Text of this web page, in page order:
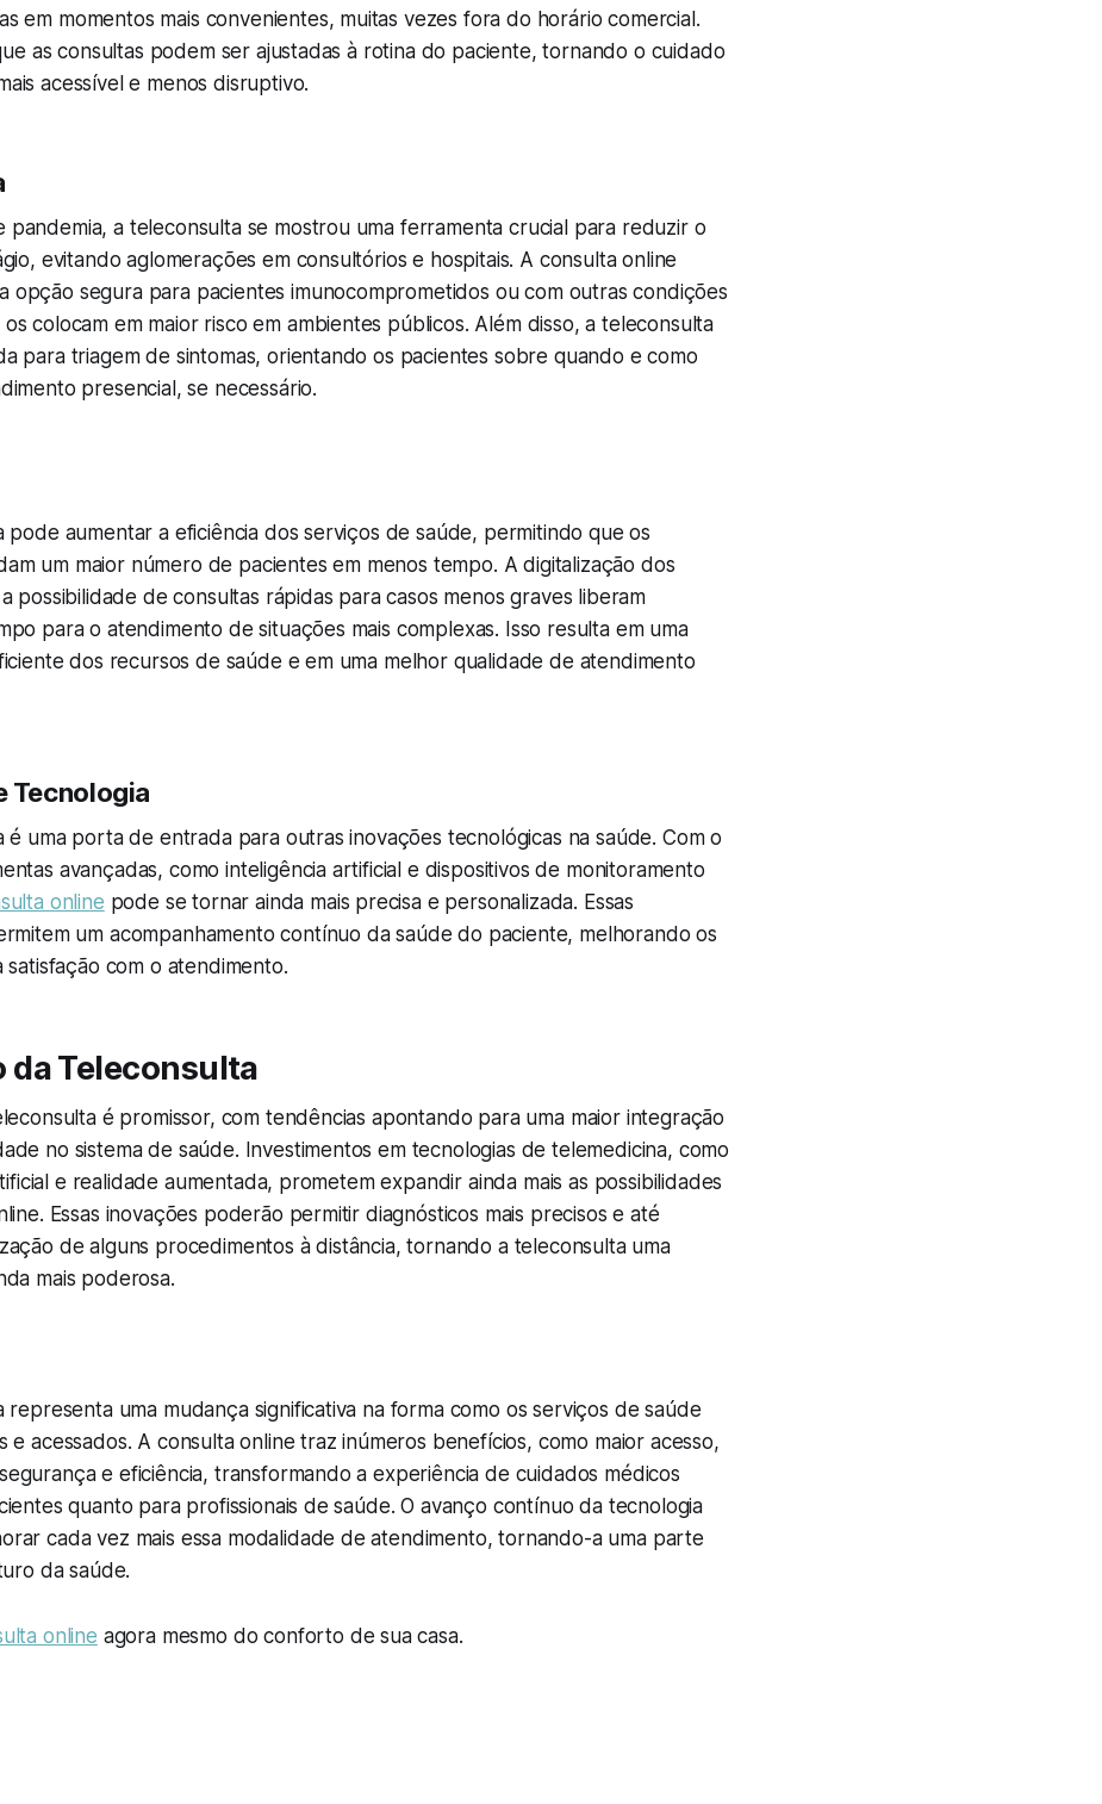
em momentos mais convenientes, muitas vezes fora do horário comercial.
as consultas podem ser ajustadas à rotina do paciente, tornando o cuidado
acessível e menos disruptivo.
pandemia, a teleconsulta se mostrou uma ferramenta crucial para reduzir o
evitando aglomerações em consultórios e hospitais. A consulta online
opção segura para pacientes imunocomprometidos ou com outras condições
colocam em maior risco em ambientes públicos. Além disso, a teleconsulta
para triagem de sintomas, orientando os pacientes sobre quando e como
presencial, se necessário.
pode aumentar a eficiência dos serviços de saúde, permitindo que os
um maior número de pacientes em menos tempo. A digitalização dos
possibilidade de consultas rápidas para casos menos graves liberam
para o atendimento de situações mais complexas. Isso resulta em uma
dos recursos de saúde e em uma melhor qualidade de atendimento
Tecnologia
é uma porta de entrada para outras inovações tecnológicas na saúde. Com o
avançadas, como inteligência artificial e dispositivos de monitoramento
online pode se tornar ainda mais precisa e personalizada. Essas
um acompanhamento contínuo da saúde do paciente, melhorando os
satisfação com o atendimento.
da Teleconsulta
é promissor, com tendências apontando para uma maior integração
no sistema de saúde. Investimentos em tecnologias de telemedicina, como
e realidade aumentada, prometem expandir ainda mais as possibilidades
Essas inovações poderão permitir diagnósticos mais precisos e até
de alguns procedimentos à distância, tornando a teleconsulta uma
mais poderosa.
representa uma mudança significativa na forma como os serviços de saúde
e acessados. A consulta online traz inúmeros benefícios, como maior acesso,
e eficiência, transformando a experiência de cuidados médicos
quanto para profissionais de saúde. O avanço contínuo da tecnologia
cada vez mais essa modalidade de atendimento, tornando-a uma parte
da saúde.
online agora mesmo do conforto de sua casa.